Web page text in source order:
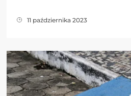
11 października 2023